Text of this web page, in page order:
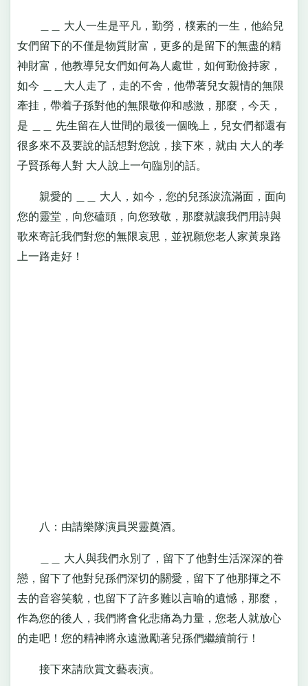
＿＿ 大人一生是平凡，勤勞，樸素的一生，他給兒
女們留下的不僅是物質財富，更多的是留下的無盡的精
神財富，他教導兒女們如何為人處世，如何勤儉持家，
如今 ＿＿大人走了，走的不舍，他帶著兒女親情的無限
牽挂，帶着子孫對他的無限敬仰和感激，那麼，今天，
是 ＿＿ 先生留在人世間的最後一個晚上，兒女們都還有
很多來不及要說的話想對您說，接下來，就由 大人的孝
子賢孫每人對 大人說上一句臨別的話。
親愛的 ＿＿ 大人，如今，您的兒孫淚流滿面，面向
您的靈堂，向您磕頭，向您致敬，那麼就讓我們用詩與
歌來寄託我們對您的無限哀思，並祝願您老人家黃泉路
上一路走好！
八：由請樂隊演員哭靈奠酒。
＿＿ 大人與我們永別了，留下了他對生活深深的眷
戀，留下了他對兒孫們深切的關愛，留下了他那揮之不
去的音容笑貌，也留下了許多難以言喻的遺憾，那麼，
作為您的後人，我們將會化悲痛為力量，您老人就放心
的走吧！您的精神將永遠激勵著兒孫們繼續前行！
接下來請欣賞文藝表演。